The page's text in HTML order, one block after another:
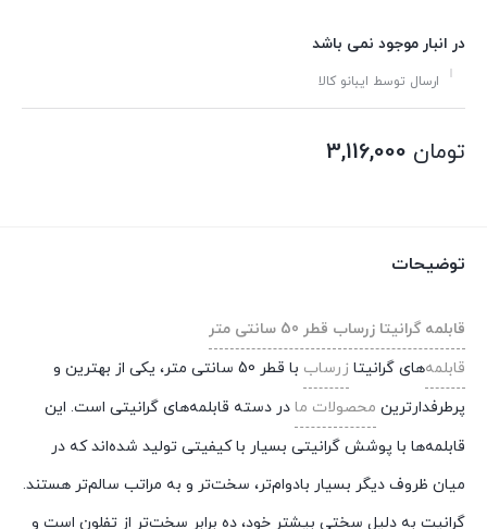
در انبار موجود نمی باشد
ارسال توسط ایبانو کالا
تومان
توضیحات
قابلمه گرانیتا زرساب قطر 50 سانتی متر
قابلمه‌های گرانیتا زرساب
با قطر 50 سانتی متر، یکی از بهترین و
پرطرفدارترین محصولات ما در دسته قابلمه‌های گرانیتی است. این
قابلمه‌ها با پوشش گرانیتی بسیار با کیفیتی تولید شده‌اند که در
میان ظروف دیگر بسیار بادوام‌تر، سخت‌تر و به مراتب سالم‌تر هستند.
گرانیت به دلیل سختی بیشتر خود، ده برابر سخت‌تر از تفلون است و